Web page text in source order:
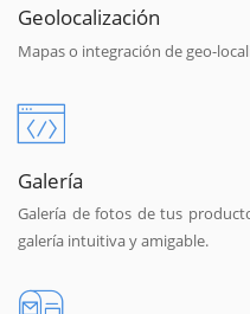
Geolocalización
Mapas o integración de geo-
Galería
Galería de fotos de tus
galería intuitiva y amigable.